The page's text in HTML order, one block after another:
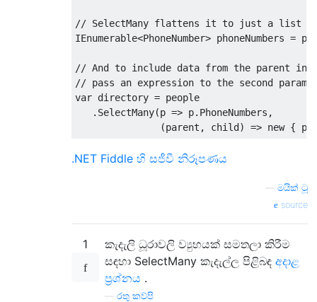
// SelectMany flattens it to just a list of
IEnumerable<PhoneNumber> phoneNumbers =
// And to include data from the parent
// pass an expression to the second
var directory = people
. SelectMany(p => p. PhoneNumbers ,
(parent , child) => new {
.NET Fiddle හි සජීවී නිරූපණය
මයික් ටූ
source
1
කැදැලි ධූරාවලි ව්‍යුහයක් සමතලා කිරීම
සඳහා SelectMany කැදැල්ල පිළිබඳ අදාළ
ප්‍රශ්නය .
රතු කව්පි